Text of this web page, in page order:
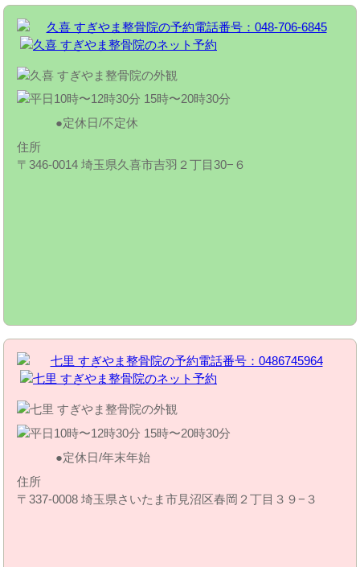
定休日/不定休
住所
〒346-0014 埼玉県久喜市吉羽２丁目30−６
定休日/年末年始
住所
〒337-0008 埼玉県さいたま市見沼区春岡２丁目３９−３